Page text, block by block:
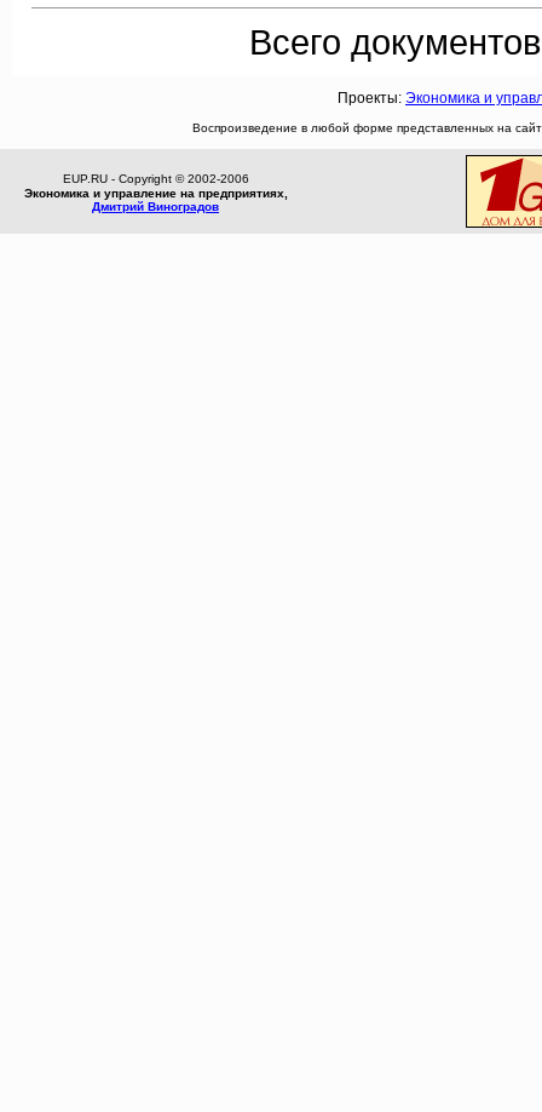
Всего
Проекты: Экономика и
Воспроизведение в любой форме представленных на
EUP.RU - Copyright © 2002-2006
Экономика и управление на предприятиях,
Дмитрий Виноградов